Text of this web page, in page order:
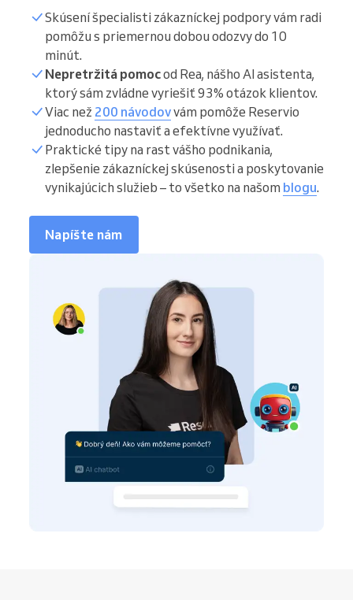
Skúsení špecialisti zákazníckej podpory vám radi
pomôžu s priemernou dobou odozvy do 10
minút.
Nepretržitá pomocod Rea, nášho AI asistenta,
ktorý sám zvládne vyriešiť 93% otázok klientov.
Viac než 200 návodovvám pomôže Reservio
jednoducho nastaviť a efektívne využívať.
Praktické tipy na rast vášho podnikania,
zlepšenie zákazníckej skúsenosti a poskytovanie
vynikajúcich služieb – to všetko na našom blogu.
Napíšte nám